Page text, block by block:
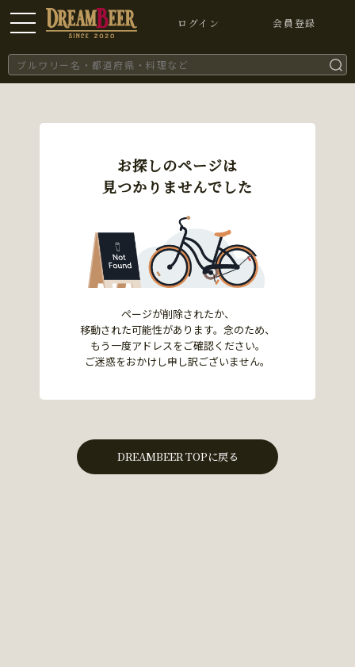
ログイン 会員登録
お探しのページは
見つかりませんでした
ページが削除されたか、
移動された可能性があります。念のため、
もう一度アドレスをご確認ください。
ご迷惑をおかけし申し訳ございません。
DREAMBEER TOPに戻る